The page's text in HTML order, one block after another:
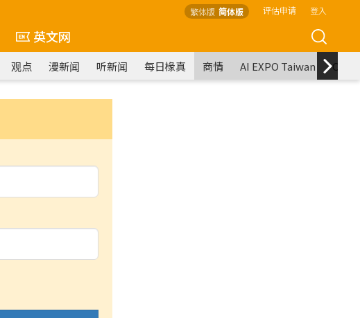
繁体版 简体版 评估申请 登入
英文网
观点 漫新闻 听新闻 每日椽真 商情 AI EXPO Taiwan